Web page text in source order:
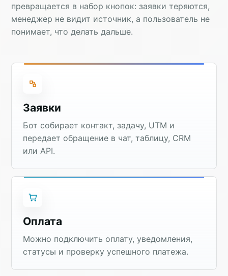
превращается в набор кнопок: заявки теряются,
менеджер не видит источник, а пользователь не
понимает, что делать дальше.
Заявки
Бот собирает контакт, задачу, UTM и
передает обращение в чат, таблицу, CRM
или API.
Оплата
Можно подключить оплату, уведомления,
статусы и проверку успешного платежа.